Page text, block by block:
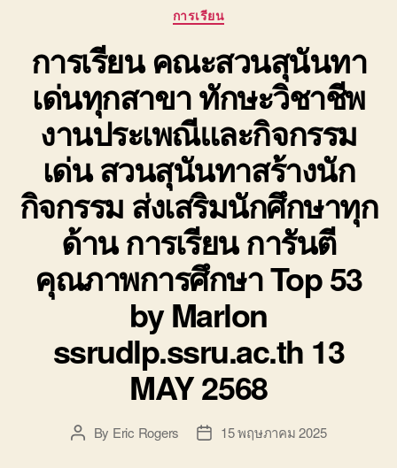
Categories
การเรียน
การเรียน คณะสวนสุนันทา
เด่นทุกสาขา ทักษะวิชาชีพ
งานประเพณีและกิจกรรม
เด่น สวนสุนันทาสร้างนัก
กิจกรรม ส่งเสริมนักศึกษาทุก
ด้าน การเรียน การันตี
คุณภาพการศึกษา Top 53
by Marlon
ssrudlp.ssru.ac.th 13
MAY 2568
PostBy Eric Rogers
Post15 พฤษภาคม 2025